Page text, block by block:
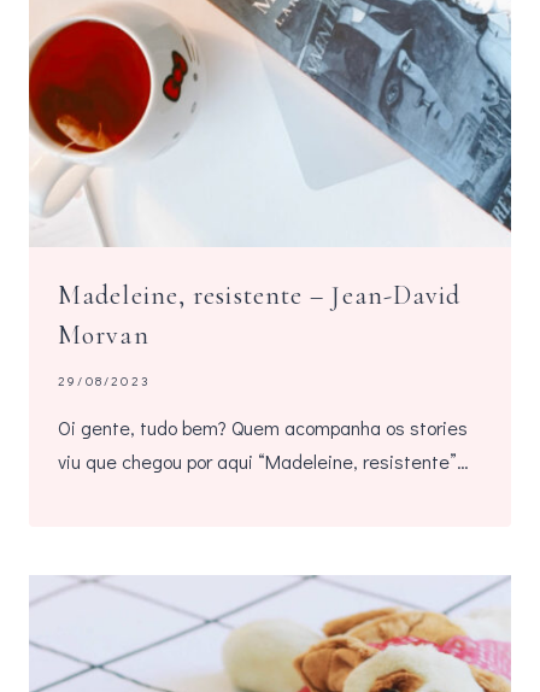
Madeleine, resistente – Jean-David
Morvan
29/08/2023
Oi gente, tudo bem? Quem acompanha os stories
viu que chegou por aqui “Madeleine, resistente”…